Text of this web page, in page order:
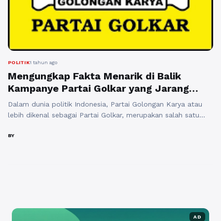
POLITIK1 tahun ago
Mengungkap Fakta Menarik di Balik
Kampanye Partai Golkar yang Jarang
Diketahui
Dalam dunia politik Indonesia, Partai Golongan Karya atau
lebih dikenal sebagai Partai Golkar, merupakan salah satu
kaya. Dikenal luas sebagai partai yang menjadi pelopor
BY
AD